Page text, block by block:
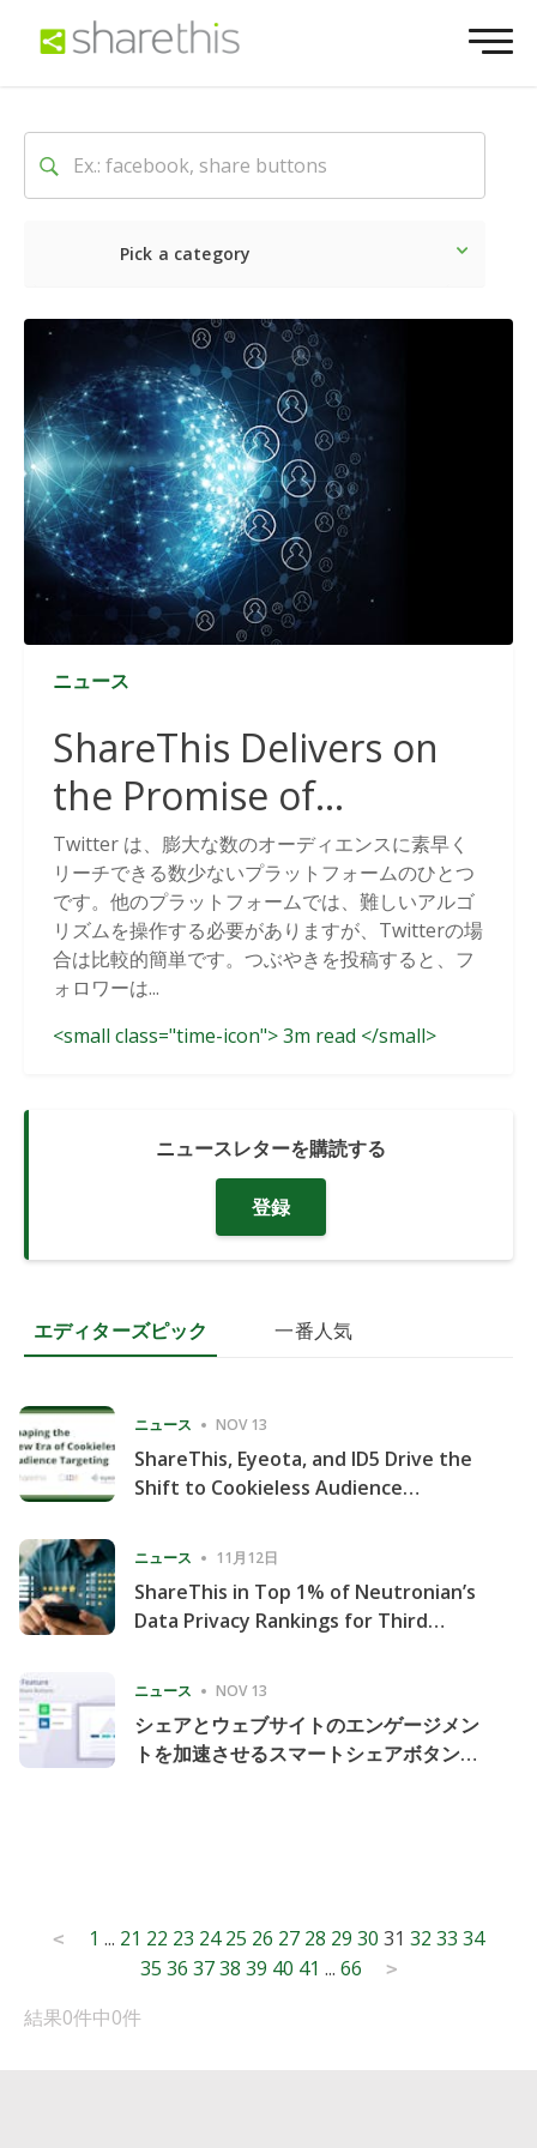
Pick a category
最新 ソーシャル マーケ
ニュース
ShareThis Delivers on
the Promise of
Cookieless Data
Solutions
Twitter は、膨大な数のオーディエンスに素早く
リーチできる数少ないプラットフォームのひとつ
です。他のプラットフォームでは、難しいアルゴ
リズムを操作する必要がありますが、Twitterの場
合は比較的簡単です。つぶやきを投稿すると、フ
ォロワーは...
<small class="time-icon"> 3m read </small>
ニュースレターを購読する
登録
エディターズピック 一番人気
ニュース NOV 13
ShareThis, Eyeota, and ID5 Drive the
Shift to Cookieless Audience
ニュース 11月12日
ShareThis in Top 1% of Neutronian’s
Data Privacy Rankings for Third
ニュース NOV 13
シェアとウェブサイトのエンゲージメン
トを加速させるスマートシェアボタンの
Posts
pagination
< 1 ... 21 22 23 24 25 26 27 28 29 30 31 32 33 34
35 36 37 38 39 40 41 ... 66 >
結果0件中0件